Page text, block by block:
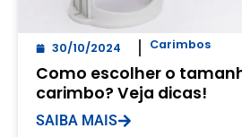
30/10/2024 Carimbos
Como escolher o
carimbo? Veja dicas!
SAIBA MAIS